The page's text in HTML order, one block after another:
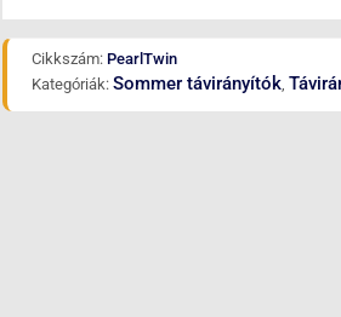
Cikkszám: PearlTwin
Kategóriák: Sommer távirányítók